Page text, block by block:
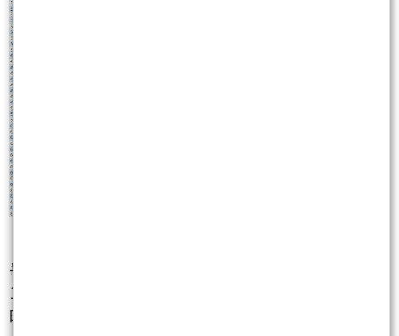
#### 📈 利多消息
1. **台股4萬點 六大投顧：強烈看多 預期市況將一路
旺到7月**